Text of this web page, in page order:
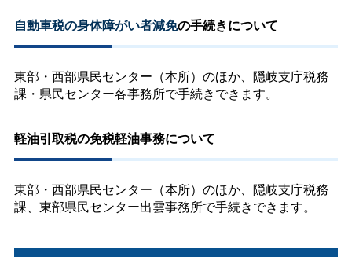
自動車税の身体障がい者減免の手続きについて
東部・西部県民センター（本所）のほか、隠岐支庁税務
課・県民センター各事務所で手続きできます。
軽油引取税の免税軽油事務について
東部・西部県民センター（本所）のほか、隠岐支庁税務
課、東部県民センター出雲事務所で手続きできます。